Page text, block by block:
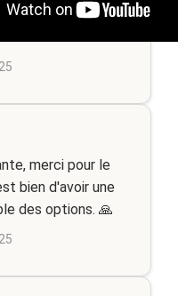
merci pour le
bien d'avoir une
des options. 🙏